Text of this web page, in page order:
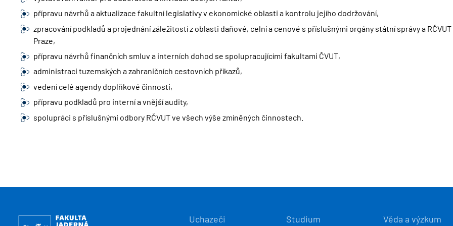
přípravu návrhů a aktualizace fakultní legislativy v ekonomické oblasti a kontrolu jejího dodržování,
zpracování podkladů a projednání záležitostí z oblasti daňové, celní a cenové s příslušnými orgány státní správy a RČVUT
Praze,
přípravu návrhů finančních smluv a interních dohod se spolupracujícími fakultami ČVUT,
administraci tuzemských a zahraničních cestovních příkazů,
vedení celé agendy doplňkové činnosti,
přípravu podkladů pro interní a vnější audity,
spolupráci s příslušnými odbory RČVUT ve všech výše zmíněných činnostech.
HLAVNÍ
Uchazeči Studium Věda a výzkum
Obrázek